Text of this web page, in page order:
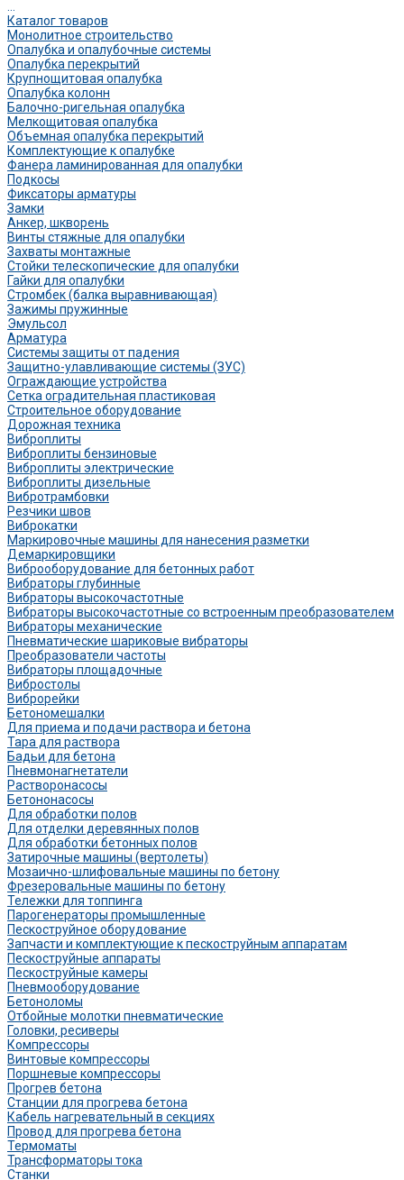
Каталог товаров
Монолитное строительство
Опалубка и опалубочные системы
Опалубка перекрытий
Крупнощитовая опалубка
Опалубка колонн
Балочно-ригельная опалубка
Мелкощитовая опалубка
Объемная опалубка перекрытий
Комплектующие к опалубке
Фанера ламинированная для опалубки
Подкосы
Фиксаторы арматуры
Замки
Анкер, шкворень
Винты стяжные для опалубки
Захваты монтажные
Стойки телескопические для опалубки
Гайки для опалубки
Стромбек (балка выравнивающая)
Зажимы пружинные
Эмульсол
Арматура
Системы защиты от падения
Защитно-улавливающие системы (ЗУС)
Ограждающие устройства
Сетка оградительная пластиковая
Строительное оборудование
Дорожная техника
Виброплиты
Виброплиты бензиновые
Виброплиты электрические
Виброплиты дизельные
Вибротрамбовки
Резчики швов
Виброкатки
Маркировочные машины для нанесения разметки
Демаркировщики
Виброоборудование для бетонных работ
Вибраторы глубинные
Вибраторы высокочастотные
Вибраторы высокочастотные со встроенным преобразователем
Вибраторы механические
Пневматические шариковые вибраторы
Преобразователи частоты
Вибраторы площадочные
Вибростолы
Виброрейки
Бетономешалки
Для приема и подачи раствора и бетона
Тара для раствора
Бадьи для бетона
Пневмонагнетатели
Растворонасосы
Бетононасосы
Для обработки полов
Для отделки деревянных полов
Для обработки бетонных полов
Затирочные машины (вертолеты)
Мозаично-шлифовальные машины по бетону
Фрезеровальные машины по бетону
Тележки для топпинга
Парогенераторы промышленные
Пескоструйное оборудование
Запчасти и комплектующие к пескоструйным аппаратам
Пескоструйные аппараты
Пескоструйные камеры
Пневмооборудование
Бетоноломы
Отбойные молотки пневматические
Головки, ресиверы
Компрессоры
Винтовые компрессоры
Поршневые компрессоры
Прогрев бетона
Станции для прогрева бетона
Кабель нагревательный в секциях
Провод для прогрева бетона
Термоматы
Трансформаторы тока
Станки